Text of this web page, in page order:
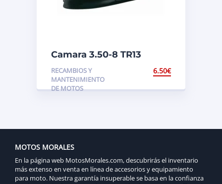
Camara 3.50-8 TR13
RECAMBIOS Y
MANTENIMIENTO
DE MOTOS
6.50€
MOTOS MORALES
En la página web MotosMorales.com, descubrirás el inventario
más extenso en venta en línea de accesorios y equipamiento
para moto. Nuestra garantía insuperable se basa en la confianza